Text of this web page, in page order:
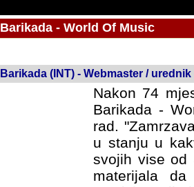
Barikada - World Of Music
Barikada (INT) - Webmaster / urednik
Nakon 74
Barikada -
rad.
u stanju u
svojih vise od
materijala